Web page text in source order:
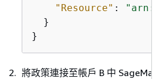
"Resource" :
}
}
將政策連接至帳戶 B 中